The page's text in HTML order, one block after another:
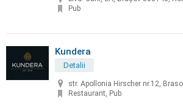
Pub
Kundera
Detalii
str. Apollonia Hirscher nr.12,
Restaurant, Pub